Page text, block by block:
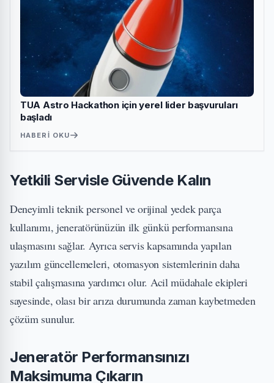
TUA Astro Hackathon için yerel lider başvuruları
başladı
HABERI OKU
Yetkili Servisle Güvende Kalın
Deneyimli teknik personel ve orijinal yedek parça
kullanımı, jeneratörünüzün ilk günkü performansına
ulaşmasını sağlar. Ayrıca servis kapsamında yapılan
yazılım güncellemeleri, otomasyon sistemlerinin daha
stabil çalışmasına yardımcı olur. Acil müdahale ekipleri
sayesinde, olası bir arıza durumunda zaman kaybetmeden
çözüm sunulur.
Jeneratör Performansınızı
Maksimuma Çıkarın